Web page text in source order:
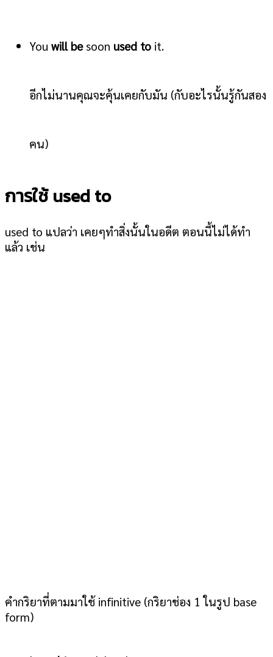
You will be soon used to it.
อีกไม่นานคุณจะคุ้นเคยกับมัน (กับอะไรนั้นรู้กันสอง
คน)
การใช้ used to
used to แปลว่า เคยๆทำสิ่งนั้นในอดีต ตอนนี้ไม่ได้ทำ
แล้ว เช่น
คำกริยาที่ตามมาใช้ infinitive (กริยาช่อง 1 ในรูป base
form)